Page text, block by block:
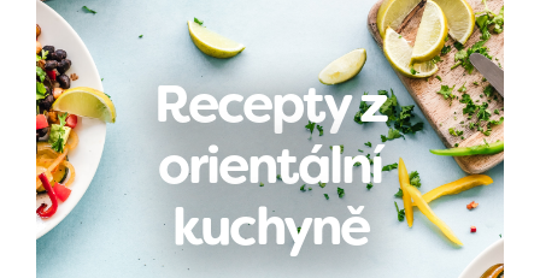
Recepty z
orientální
kuchyně